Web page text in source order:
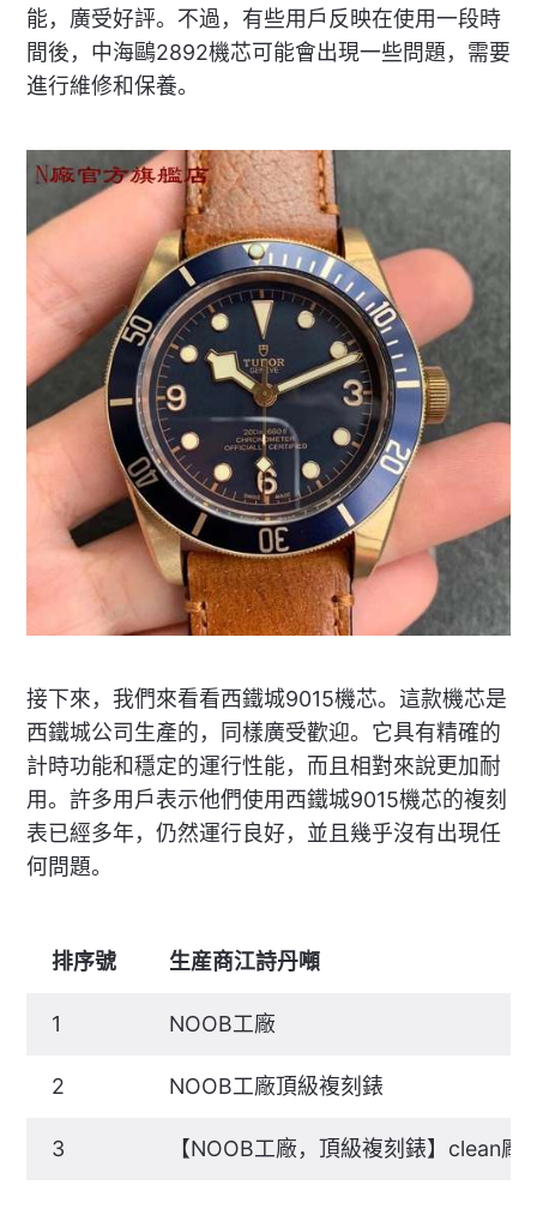
能，廣受好評。不過，有些用戶反映在使用一段時
間後，中海鷗2892機芯可能會出現一些問題，需要
進行維修和保養。
接下來，我們來看看西鐵城9015機芯。這款機芯是
西鐵城公司生產的，同樣廣受歡迎。它具有精確的
計時功能和穩定的運行性能，而且相對來說更加耐
用。許多用戶表示他們使用西鐵城9015機芯的複刻
表已經多年，仍然運行良好，並且幾乎沒有出現任
何問題。
排序號 生産商江詩丹噸
1 NOOB工廠
2 NOOB工廠頂級複刻錶
3 【NOOB工廠，頂級複刻錶】clean